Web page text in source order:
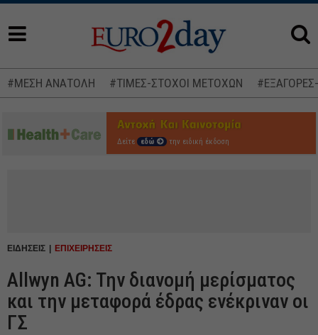
#ΜΕΣΗ ΑΝΑΤΟΛΗ #ΤΙΜΕΣ-ΣΤΟΧΟΙ ΜΕΤΟΧΩΝ
Δείτε εδώ την ειδική έκδοση
ΕΙΔΗΣΕΙΣ ΕΠΙΧΕΙΡΗΣΕΙΣ
Allwyn AG: Την διανομή μερίσματος
και την μεταφορά έδρας ενέκριναν οι
ΓΣ